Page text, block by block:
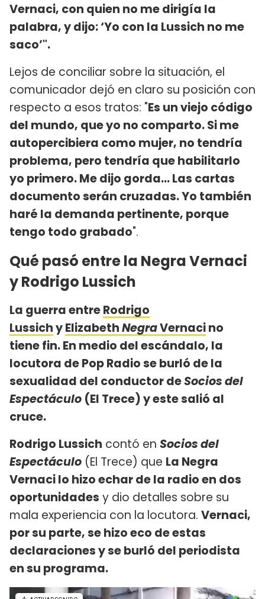
Vernaci, con quien no me dirigía la
palabra, y dijo: ‘Yo con la Lussich no me
saco’".
Lejos de conciliar sobre la situación, el
comunicador dejó en claro su posición con
respecto a esos tratos: "Es un viejo código
del mundo, que yo no comparto. Si me
autopercibiera como mujer, no tendría
problema, pero tendría que habilitarlo
yo primero. Me dijo gorda... Las cartas
documento serán cruzadas. Yo también
haré la demanda pertinente, porque
tengo todo grabado".
Qué pasó entre la Negra Vernaci
y Rodrigo Lussich
La guerra entreRodrigo
LussichyElizabethNegraVernacino
tiene fin. En medio del escándalo, la
locutora de Pop Radio se burló de la
sexualidad del conductor deSocios del
Espectáculo (El Trece) y este salió al
cruce.
Rodrigo Lussich contó en Socios del
Espectáculo (El Trece) que La Negra
Vernaci lo hizo echar de la radio en dos
oportunidades y dio detalles sobre su
mala experiencia con la locutora. Vernaci,
por su parte, se hizo eco de estas
declaraciones y se burló del periodista
en su programa.